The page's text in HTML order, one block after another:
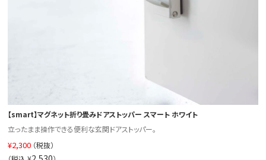
【smart】マグネット折り畳みドアストッパー スマート ホワイト
立ったまま操作できる便利な玄関ドアストッパー。
¥2,300 （税抜）